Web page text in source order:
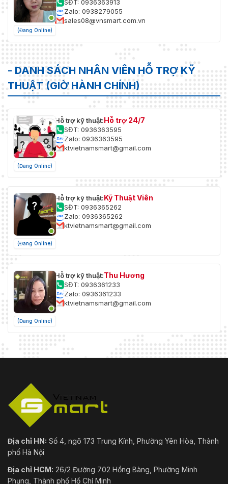
(Đang Online)
SĐT: 0936363913
Zalo: 0938279055
sales08@vnsmart.com.vn
- DANH SÁCH NHÂN VIÊN HỖ TRỢ KỸ
THUẬT (GIỜ HÀNH CHÍNH)
(Đang Online)
Hỗ trợ kỹ thuật:Hỗ trợ 24/7
SĐT: 0936363595
Zalo: 0936363595
ktvietnamsmart@gmail.com
(Đang Online)
Hỗ trợ kỹ thuật:Kỹ Thuật Viên
SĐT: 0936365262
Zalo: 0936365262
ktvietnamsmart@gmail.com
(Đang Online)
Hỗ trợ kỹ thuật:Thu Hương
SĐT: 0936361233
Zalo: 0936361233
ktvietnamsmart@gmail.com
Địa chỉ HN: Số 4, ngõ 173 Trung Kính, Phường Yên Hòa, Thành
phố Hà Nội
Địa chỉ HCM: 26/2 Đường 702 Hồng Bàng, Phường Minh
Phụng, Thành phố Hồ Chí Minh